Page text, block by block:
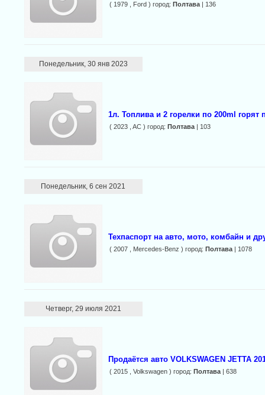
( 1979 , Ford ) город: Полтава| 136
Понедельник, 30 янв 2023
1л. Топлива и 2 горелки по 200ml
( 2023 , AC ) город: Полтава| 103
Понедельник, 6 сен 2021
Техпаспорт на авто, мото, комбайн и
( 2007 , Mercedes-Benz ) город: Полтава| 1078
Четверг, 29 июля 2021
Продаётся авто VOLKSWAGEN JETTA
( 2015 , Volkswagen ) город: Полтава| 638